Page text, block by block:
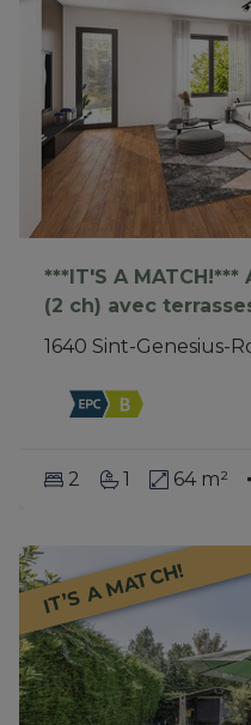
***IT'S A
(2 ch) avec
1640 Sint-Genesius-
2 1 64 m²
IT’S A MATCH!